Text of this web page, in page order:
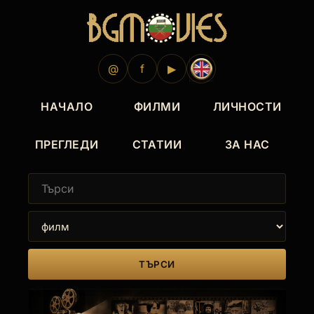
@ f ▶
НАЧАЛО ФИЛМИ ЛИЧНОСТИ
ПРЕГЛЕДИ СТАТИИ ЗА НАС
ТЪРСИ